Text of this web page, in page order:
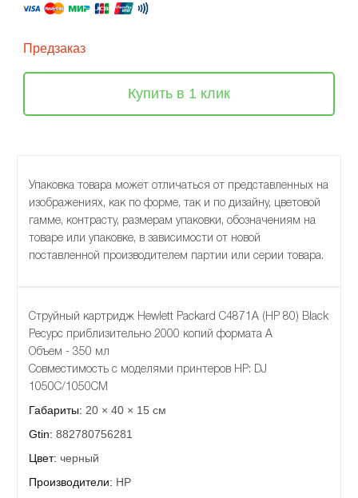
Предзаказ
Купить в 1 клик
Упаковка товара может отличаться от представленных на
изображениях, как по форме, так и по дизайну, цветовой
гамме, контрасту, размерам упаковки, обозначениям на
товаре или упаковке, в зависимости от новой
поставленной производителем партии или серии товара.
Струйный картридж Hewlett Packard C4871A (HP 80) Black
Ресурс приблизительно 2000 копий формата А
Объем - 350 мл
Совместимость с моделями принтеров HP: DJ
1050C/1050CM
Габариты: 20 × 40 × 15 см
Gtin: 882780756281
Цвет: черный
Производители: HP